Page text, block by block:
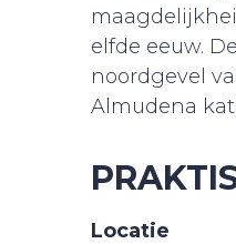
elfde eeuw.
noordgevel
Almudena
Locatie